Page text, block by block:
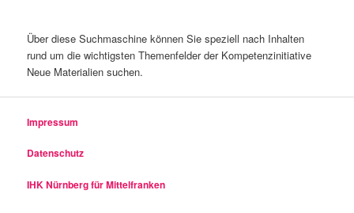
Über diese Suchmaschine können Sie speziell nach Inhalten
rund um die wichtigsten Themenfelder der Kompetenzinitiative
Neue Materialien suchen.
Impressum
Datenschutz
IHK Nürnberg für Mittelfranken